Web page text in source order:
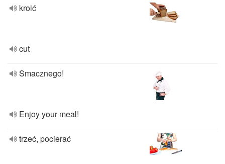
kroić
cut
Smacznego!
Enjoy your meal!
trzeć, pocierać